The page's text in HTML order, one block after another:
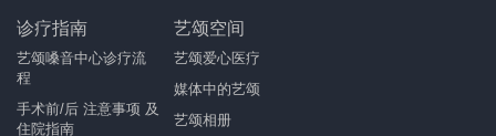
诊疗指南
艺颂嗓音中心诊疗流
程
手术前/后 注意事项 及
住院指南
艺颂空间
艺颂爱心医疗
媒体中的艺颂
艺颂相册